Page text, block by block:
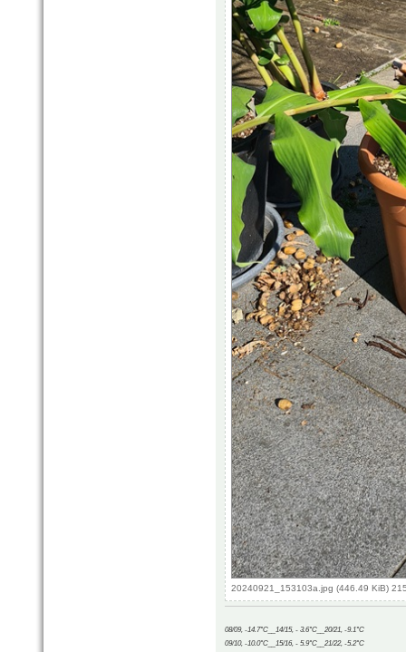
20240921_153103a.jpg (446.49 KiB)
08/09, -14.7°C__14/15, - 3.6°C__20/21, -9.1°C
09/10, -10.0°C__15/16, - 5.9°C__21/22, -5.2°C